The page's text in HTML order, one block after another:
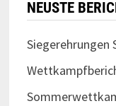
NEUSTE